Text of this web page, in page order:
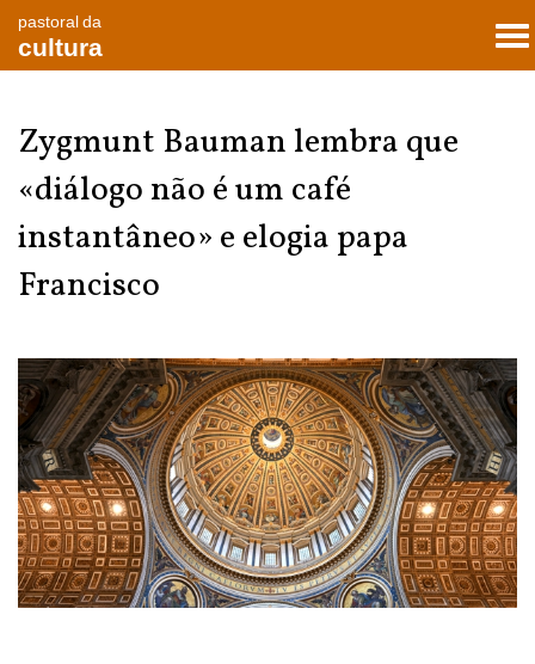
pastoral da
cultura
Zygmunt Bauman lembra que
«diálogo não é um café
instantâneo» e elogia papa
Francisco